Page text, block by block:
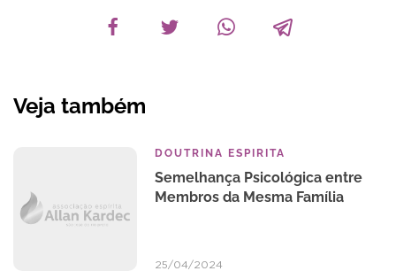
Veja também
DOUTRINA ESPIRITA
Semelhança Psicológica entre
Membros da Mesma Família
25/04/2024